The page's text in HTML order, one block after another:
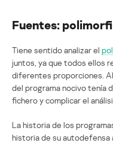
Fuentes:
Tiene sentido analizar el
juntos, ya que todos ellos
diferentes proporciones.
del programa nocivo tenía
fichero y complicar el
La historia de los
historia de su autodefensa